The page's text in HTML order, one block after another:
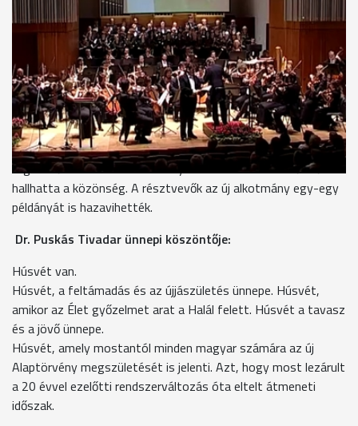
polgármester ünnepi köszöntőjével kezdődött az ünnepség.
Ezt követően Schmitt Pál köztársasági elnök köszöntőjét
hallgathatták meg az ünnepség résztvevői. Minden helyszínen
Kodály Zoltán: Psalmus Hungaricus című művét játszották. A
Savaria Szimfonikus Zenekar Veszprém Város Vegyeskarával
közösen adta elő a darabot Vásáry Tamás vezényletével. A
gálaműsor második felében Hende Csaba honvédelmi
miniszter mondott beszédet.
A gálaműsor zárásaként Kodály: Galántai táncok című művét
hallhatta a közönség. A résztvevők az új alkotmány egy-egy
példányát is hazavihették.
Dr. Puskás Tivadar ünnepi köszöntője:
Húsvét van.
Húsvét, a feltámadás és az újjászületés ünnepe. Húsvét,
amikor az Élet győzelmet arat a Halál felett. Húsvét a tavasz
és a jövő ünnepe.
Húsvét, amely mostantól minden magyar számára az új
Alaptörvény megszületését is jelenti. Azt, hogy most lezárult
a 20 évvel ezelőtti rendszerváltozás óta eltelt átmeneti
időszak.